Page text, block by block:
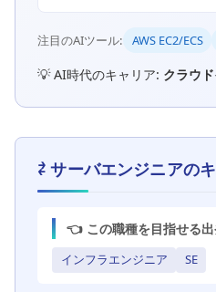
注目のAIツール: AWS EC2/ECS
💡 AI時代のキャリア: クラウ
⇄ サーバエンジニアの
👈 この職種を目指せる
インフラエンジニア SE